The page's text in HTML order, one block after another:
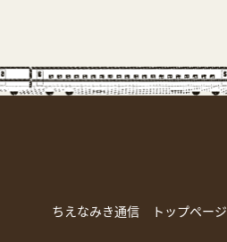
ちえなみき通信 トップページ